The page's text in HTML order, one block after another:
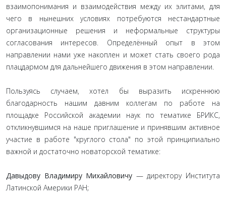
взаимопонимания и взаимодействия между их элитами, для
чего в нынешних условиях потребуются нестандартные
организационные решения и неформальные структуры
согласования интересов. Определённый опыт в этом
направлении нами уже накоплен и может стать своего рода
плацдармом для дальнейшего движения в этом направлении.
Пользуясь случаем, хотел бы выразить искреннюю
благодарность нашим давним коллегам по работе на
площадке Российской академии наук по тематике БРИКС,
откликнувшимся на наше приглашение и принявшим активное
участие в работе "круглого стола" по этой принципиально
важной и достаточно новаторской тематике:
Давыдову Владимиру Михайловичу — директору Института
Латинской Америки РАН;